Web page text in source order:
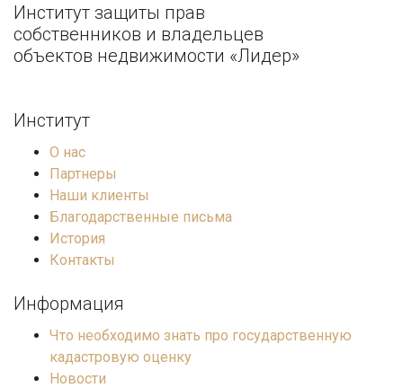
Институт защиты прав
собственников и владельцев
объектов недвижимости «Лидер»
Институт
О нас
Партнеры
Наши клиенты
Благодарственные письма
История
Контакты
Информация
Что необходимо знать про государственную
кадастровую оценку
Новости